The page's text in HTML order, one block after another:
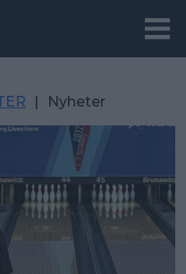
| Nyheter